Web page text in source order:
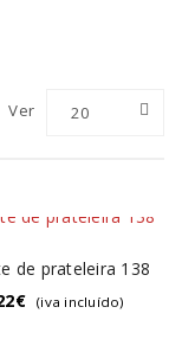
Ver 20
de prateleira 138
€ (iva incluído)